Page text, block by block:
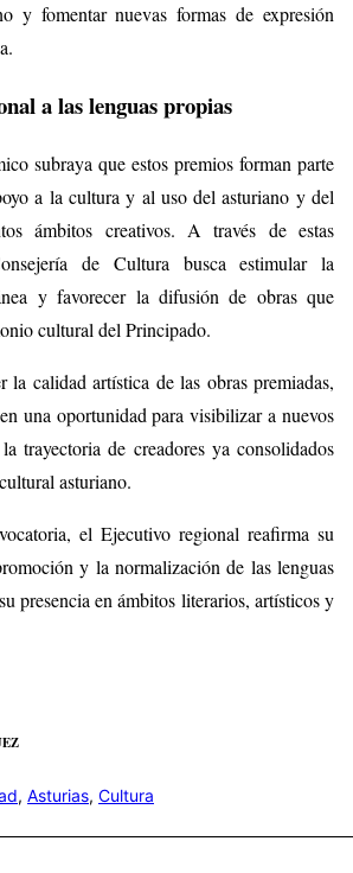
y fomentar nuevas formas de expresión
a las lenguas propias
subraya que estos premios forman parte
a la cultura y al uso del asturiano y del
ámbitos creativos. A través de estas
de Cultura busca estimular la
y favorecer la difusión de obras que
cultural del Principado.
la calidad artística de las obras premiadas,
una oportunidad para visibilizar a nuevos
trayectoria de creadores ya consolidados
asturiano.
el Ejecutivo regional reafirma su
y la normalización de las lenguas
presencia en ámbitos literarios, artísticos y
, Asturias, Cultura